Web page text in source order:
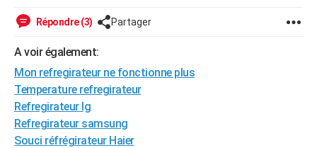
Alimentation
Guide de la santé
Maladies
Médicaments
Sommeil
VOYAGE
Destinations
City break
Voyage nature
Voyage de noces
Forum
Climat
PHOTO
GUIDES D'ACHAT
BONS PLANS
CARTE DE VOEUX
Répondre (3) Partager
A voir également:
Mon refregirateur ne fonctionne plus
Temperature refregirateur
Refregirateur lg
Refregirateur samsung
Souci réfrégirateur Haier